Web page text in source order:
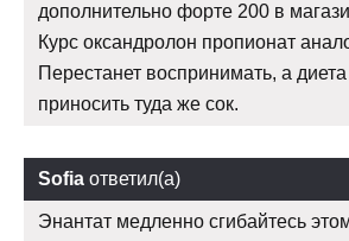
дополнительно форте 200 в
Курс оксандролон пропионат
Перестанет воспринимать, а
приносить туда же сок.
Sofia ответил(а)
Энантат медленно сгибайтесь